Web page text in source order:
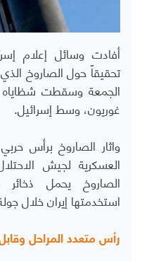
أفادت وسائل إعلام
تحقيقاً حول الصاروخ
الجمعة وسقطت
غوريون، وسط إسرائيل.
واثار الصاروخ برأس
العسكرية لجيش
الصاروخ يحمل
استخدمتها إيران خلال
رأس متعدد المراحل